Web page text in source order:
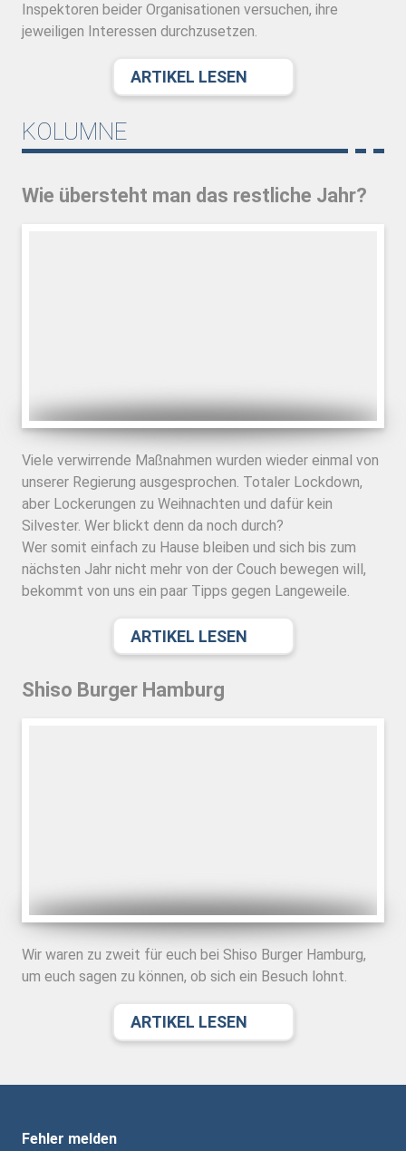
Inspektoren beider Organisationen versuchen, ihre
jeweiligen Interessen durchzusetzen.
ARTIKEL LESEN
KOLUMNE
Wie übersteht man das restliche Jahr?
Viele verwirrende Maßnahmen wurden wieder einmal von
unserer Regierung ausgesprochen. Totaler Lockdown,
aber Lockerungen zu Weihnachten und dafür kein
Silvester. Wer blickt denn da noch durch?
Wer somit einfach zu Hause bleiben und sich bis zum
nächsten Jahr nicht mehr von der Couch bewegen will,
bekommt von uns ein paar Tipps gegen Langeweile.
ARTIKEL LESEN
Shiso Burger Hamburg
Wir waren zu zweit für euch bei Shiso Burger Hamburg,
um euch sagen zu können, ob sich ein Besuch lohnt.
ARTIKEL LESEN
Fehler melden